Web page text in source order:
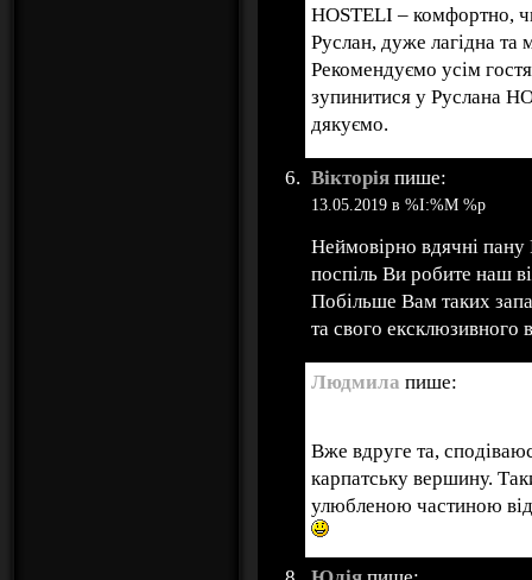
HOSTELI – комфортно,
Руслан, дуже лагідна
Рекомендуємо усім
зупинитися у Руслана
дякуємо.
Вікторія пише:
13.05.2019 в %I:%M %p
Неймовірно вдячні пану
поспіль Ви робите наш
Побільше Вам таких
та свого ексклюзивного
Людмила пише:
Вже вдруге та,
карпатську вершину.
улюбленою частиною